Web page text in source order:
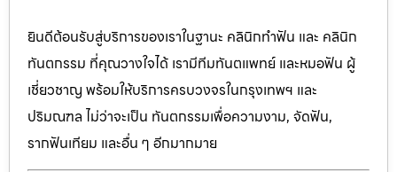
ยินดีต้อนรับสู่บริการของเราในฐานะ คลินิกทำฟัน และ คลินิก
ทันตกรรม ที่คุณวางใจได้ เรามีทีมทันตแพทย์ และหมอฟัน ผู้
เชี่ยวชาญ พร้อมให้บริการครบวงจรในกรุงเทพฯ และ
ปริมณฑล ไม่ว่าจะเป็น ทันตกรรมเพื่อความงาม, จัดฟัน,
รากฟันเทียม และอื่น ๆ อีกมากมาย